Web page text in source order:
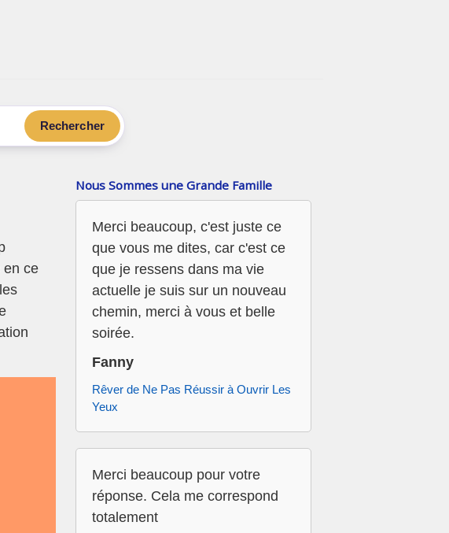
Rechercher
en ce
Nous Sommes une Grande Famille
Merci beaucoup, c'est juste ce
que vous me dites, car c'est ce
que je ressens dans ma vie
actuelle je suis sur un nouveau
chemin, merci à vous et belle
soirée.
Fanny
Rêver de Ne Pas Réussir à Ouvrir Les
Yeux
Merci beaucoup pour votre
réponse. Cela me correspond
totalement